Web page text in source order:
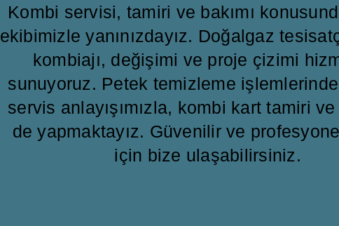
Kombi servisi, tamiri ve bakımı
ekibimizle yanınızdayız. Doğalgaz
kombiajı, değişimi ve proje çizimi
sunuyoruz. Petek temizleme
servis anlayışımızla, kombi kart tamiri
de yapmaktayız. Güvenilir ve
için bize ulaşabilirsiniz.